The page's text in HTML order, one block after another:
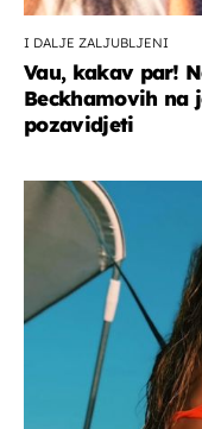
I DALJE ZALJUBLJENI
Vau, kakav par!
Beckhamovih
pozavidjeti